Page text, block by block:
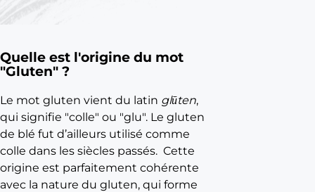
n
F
n
e
L
Quelle est l'origine du mot
"Gluten" ?
Le mot gluten vient du latin glūten,
qui signifie "colle" ou "glu". Le gluten
de blé fut d’ailleurs utilisé comme
colle dans les siècles passés. Cette
origine est parfaitement cohérente
avec la nature du gluten, qui forme